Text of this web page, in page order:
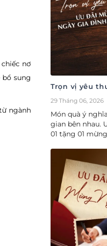
nơ
sung
ngành
Trọn vị yêu
đình Việt Nam
29 Tháng 06, 2026
Món quà ý
gian bên nhau.
01 tặng 01